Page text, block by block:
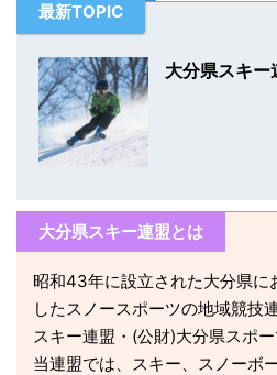
最新TOPIC
大分県スキー
大分県スキー連盟とは
昭和43年に設立された大分県に
したスノースポーツの地域競技
スキー連盟・(公財)大分県スポー
当連盟では、スキー、スノーボ